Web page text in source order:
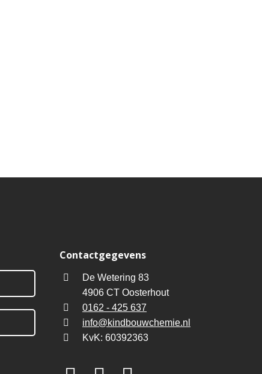
Contactgegevens
De Wetering 83
4906 CT Oosterhout
0162 - 425 637
info@kindbouwchemie.nl
KvK: 60392363